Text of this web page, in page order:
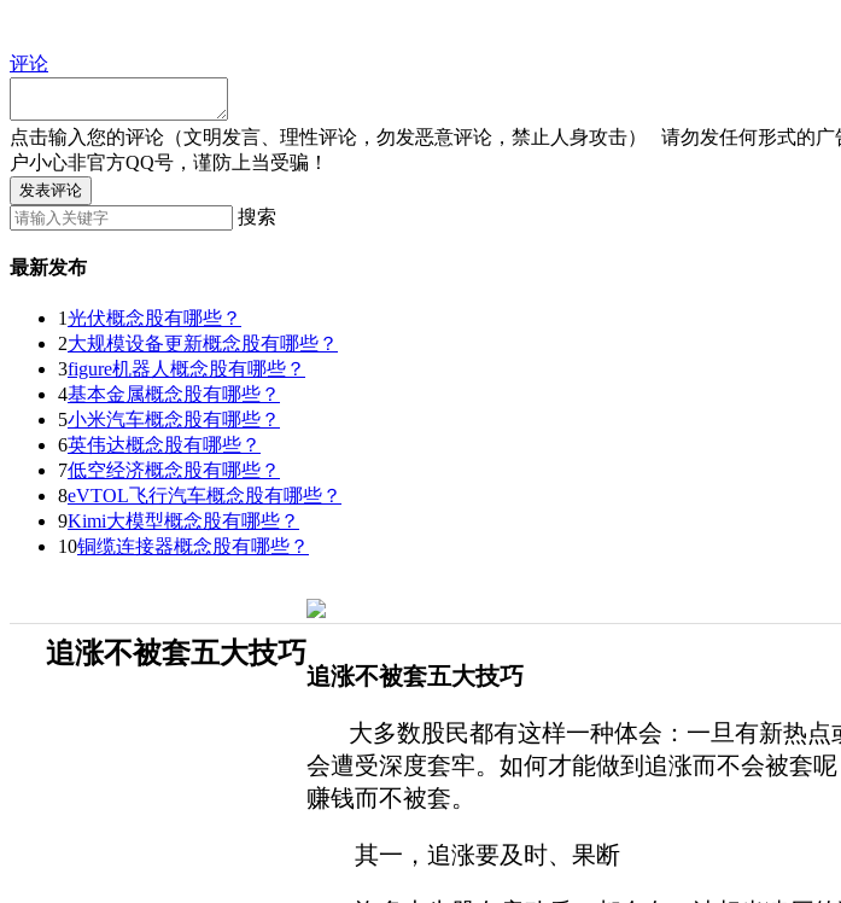
评论
点击输入您的评论（文明发言、理性评论，勿发恶意评论，禁止人身攻击） 请勿发任何形式的广
户小心非官方QQ号，谨防上当受骗！
发表评论
搜索
最新发布
1光伏概念股有哪些？
2大规模设备更新概念股有哪些？
3figure机器人概念股有哪些？
4基本金属概念股有哪些？
5小米汽车概念股有哪些？
6英伟达概念股有哪些？
7低空经济概念股有哪些？
8eVTOL飞行汽车概念股有哪些？
9Kimi大模型概念股有哪些？
10铜缆连接器概念股有哪些？
追涨不被套五大技巧
追涨不被套五大技巧
大多数股民都有这样一种体会：一旦有新热点
会遭受深度套牢。如何才能做到追涨而不会被套
赚钱而不被套。
其一，追涨要及时、果断